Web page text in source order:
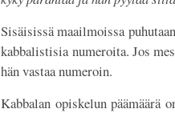
Sisäisissä maailmoissa
kabbalistisia numeroita. Jos
hän vastaa numeroin.
Kabbalan opiskelun päämäärä